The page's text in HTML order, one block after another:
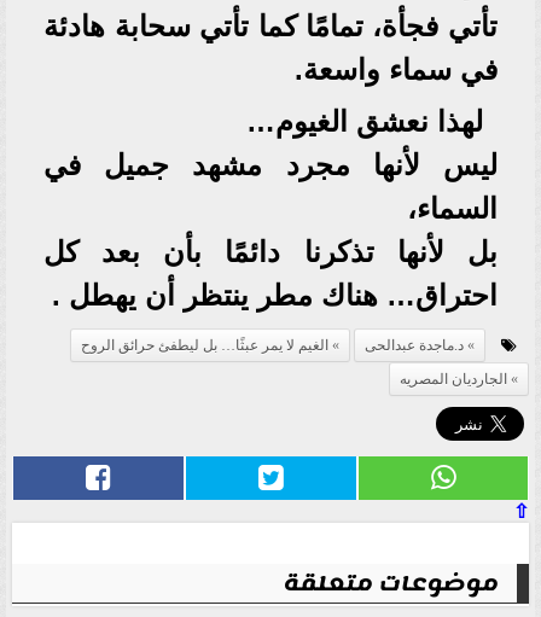
تأتي فجأة، تمامًا كما تأتي سحابة هادئة
في سماء واسعة.
لهذا نعشق الغيوم…
ليس لأنها مجرد مشهد جميل في
السماء،
بل لأنها تذكرنا دائمًا بأن بعد كل
احتراق… هناك مطر ينتظر أن يهطل .
د.ماجدة عبدالحى
الغيم لا يمر عبثًا… بل ليطفئ حرائق الروح
الجارديان المصريه
⇧
موضوعات متعلقة